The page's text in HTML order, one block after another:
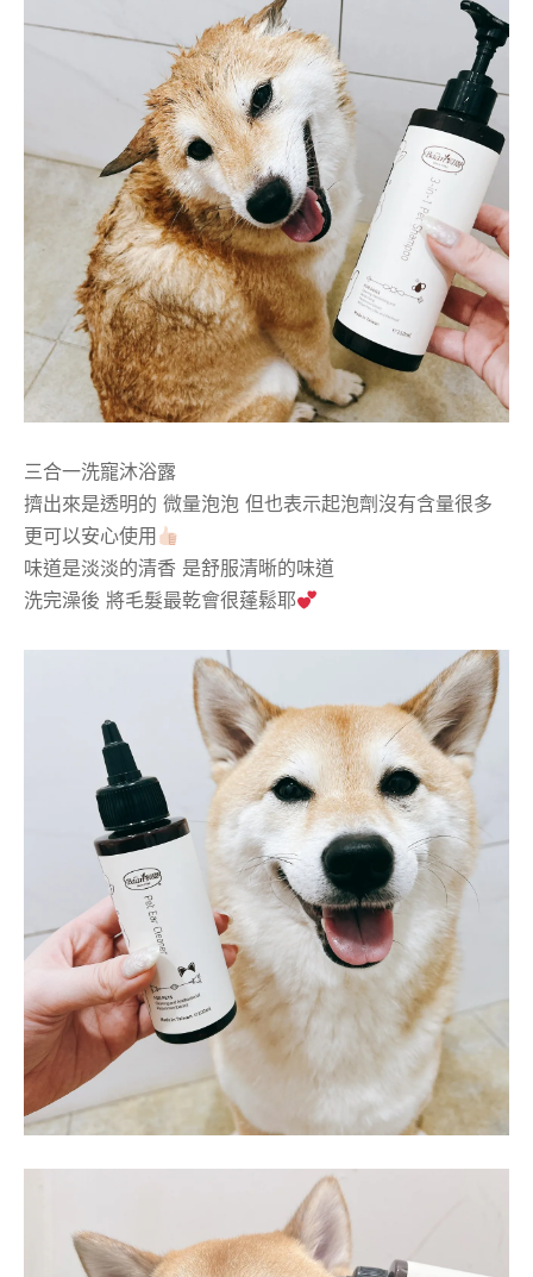
三合一洗寵沐浴露
擠出來是透明的 微量泡泡 但也表示起泡劑沒有含量很多
更可以安心使用
味道是淡淡的清香 是舒服清晰的味道
洗完澡後 將毛髮最乾會很蓬鬆耶